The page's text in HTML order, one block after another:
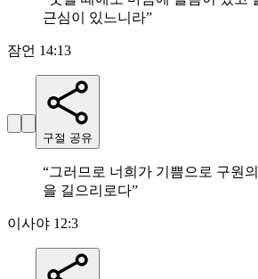
근심이 있느니라”
잠언 14:13
구절 공유
“그러므로 너희가 기쁨으로 구원
을 길으리로다”
이사야 12:3